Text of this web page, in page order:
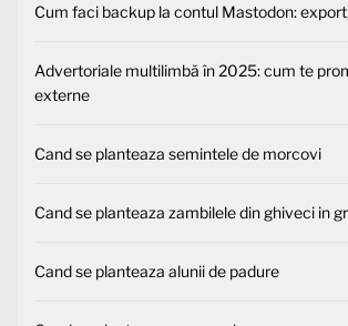
Cum faci backup la contul Mastodon:
Advertoriale multilimbă în 2025: cum te
externe
Cand se planteaza semintele de morcovi
Cand se planteaza zambilele din ghiveci in
Cand se planteaza alunii de padure